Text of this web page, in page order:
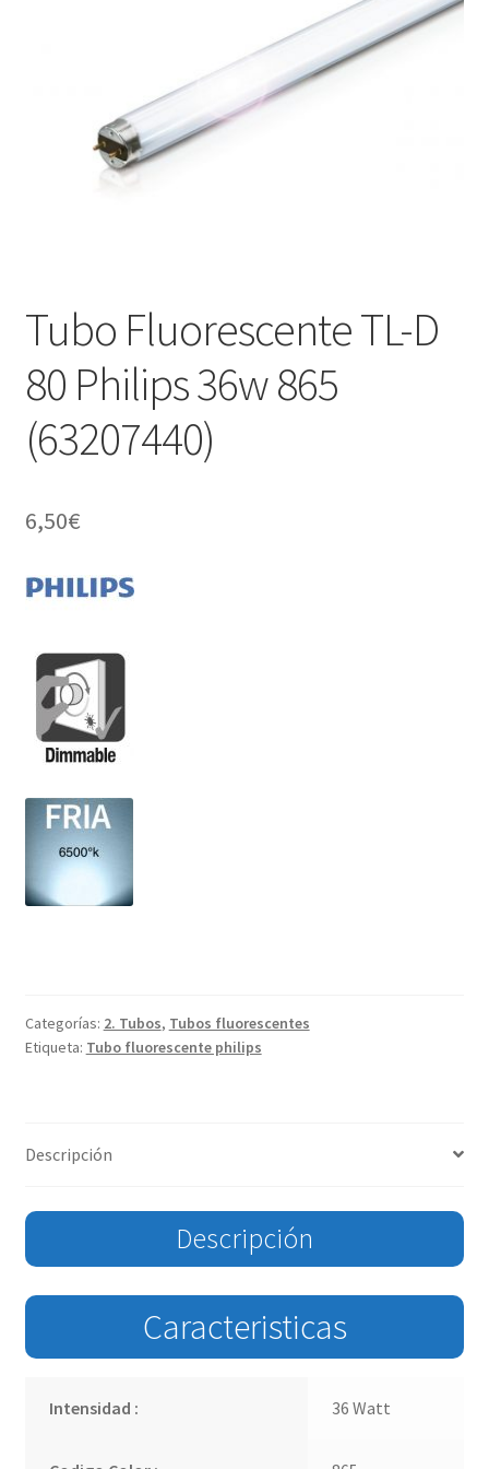
menú
Tubo Fluorescente TL-D
80 Philips 36w 865
(63207440)
6,50€
Categorías: 2. Tubos, Tubos fluorescentes
Etiqueta: Tubo fluorescente philips
Descripción
Descripción
Caracteristicas
Intensidad : 36 Watt